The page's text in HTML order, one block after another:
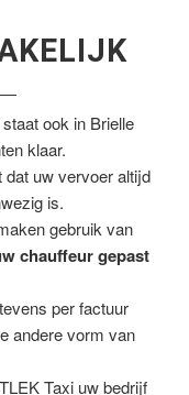
ook in Brielle
klaar.
dat uw vervoer altijd
is.
gebruik van
chauffeur gepast
per factuur
andere vorm van
Taxi uw bedrijf